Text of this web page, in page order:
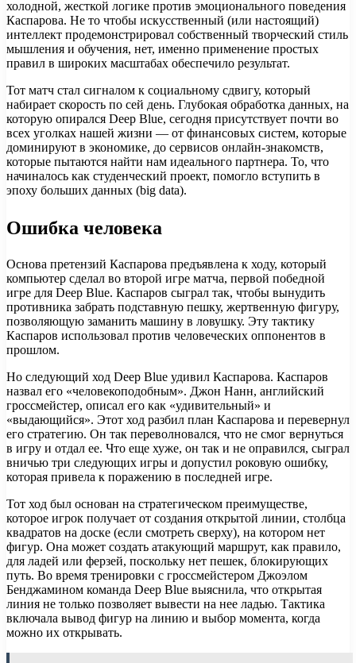
холодной, жесткой логике против эмоционального поведения
Каспарова. Не то чтобы искусственный (или настоящий)
интеллект продемонстрировал собственный творческий стиль
мышления и обучения, нет, именно применение простых
правил в широких масштабах обеспечило результат.
Тот матч стал сигналом к социальному сдвигу, который
набирает скорость по сей день. Глубокая обработка данных, на
которую опирался Deep Blue, сегодня присутствует почти во
всех уголках нашей жизни — от финансовых систем, которые
доминируют в экономике, до сервисов онлайн-знакомств,
которые пытаются найти нам идеального партнера. То, что
начиналось как студенческий проект, помогло вступить в
эпоху больших данных (big data).
Ошибка человека
Основа претензий Каспарова предъявлена к ходу, который
компьютер сделал во второй игре матча, первой победной
игре для Deep Blue. Каспаров сыграл так, чтобы вынудить
противника забрать подставную пешку, жертвенную фигуру,
позволяющую заманить машину в ловушку. Эту тактику
Каспаров использовал против человеческих оппонентов в
прошлом.
Но следующий ход Deep Blue удивил Каспарова. Каспаров
назвал его «человекоподобным». Джон Нанн, английский
гроссмейстер, описал его как «удивительный» и
«выдающийся». Этот ход разбил план Каспарова и перевернул
его стратегию. Он так переволновался, что не смог вернуться
в игру и отдал ее. Что еще хуже, он так и не оправился, сыграл
вничью три следующих игры и допустил роковую ошибку,
которая привела к поражению в последней игре.
Тот ход был основан на стратегическом преимуществе,
которое игрок получает от создания открытой линии, столбца
квадратов на доске (если смотреть сверху), на котором нет
фигур. Она может создать атакующий маршрут, как правило,
для ладей или ферзей, поскольку нет пешек, блокирующих
путь. Во время тренировки с гроссмейстером Джоэлом
Бенджамином команда Deep Blue выяснила, что открытая
линия не только позволяет вывести на нее ладью. Тактика
включала вывод фигур на линию и выбор момента, когда
можно их открывать.